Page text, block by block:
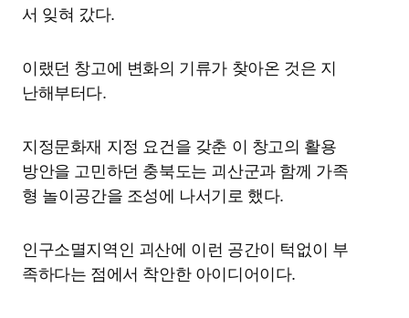
서 잊혀 갔다.
이랬던 창고에 변화의 기류가 찾아온 것은 지
난해부터다.
지정문화재 지정 요건을 갖춘 이 창고의 활용
방안을 고민하던 충북도는 괴산군과 함께 가족
형 놀이공간을 조성에 나서기로 했다.
인구소멸지역인 괴산에 이런 공간이 턱없이 부
족하다는 점에서 착안한 아이디어이다.